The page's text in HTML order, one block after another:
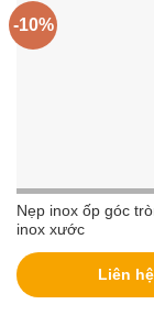
-10%
Nẹp inox ốp góc
inox xước
Liên hệ